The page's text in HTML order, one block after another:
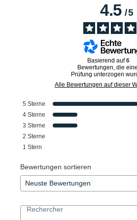
4.5/5
Basierend auf6
Bewertungen, die
Prüfung unterzogen
Alle Bewertungen auf dieser
5 Sterne
4 Sterne
3 Sterne
2 Sterne
1 Stern
Bewertungen sortieren